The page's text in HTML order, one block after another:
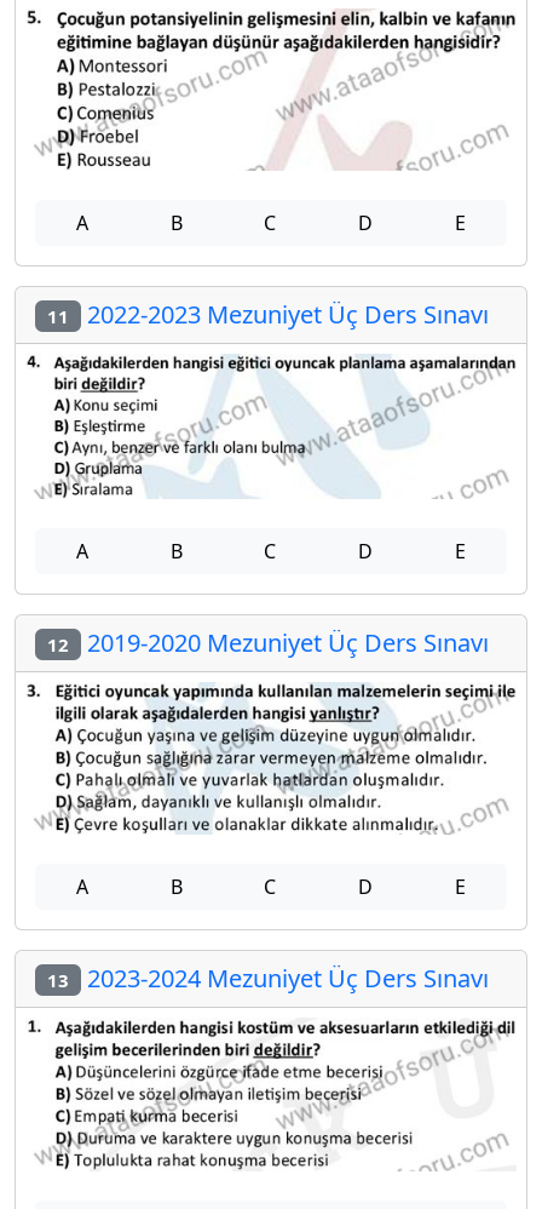
A B C D E
11 2022-2023 Mezuniyet Üç Ders Sınavı
A B C D E
12 2019-2020 Mezuniyet Üç Ders Sınavı
A B C D E
13 2023-2024 Mezuniyet Üç Ders Sınavı